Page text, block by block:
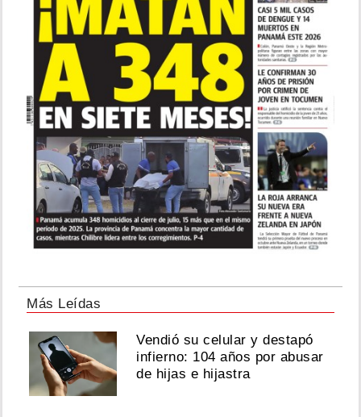
Más Leídas
Vendió su celular y destapó
infierno: 104 años por abusar
de hijas e hijastra